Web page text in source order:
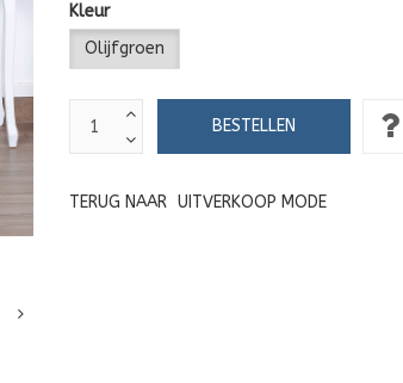
Kleur
Olijfgroen
TERUG NAAR UITVERKOOP MODE